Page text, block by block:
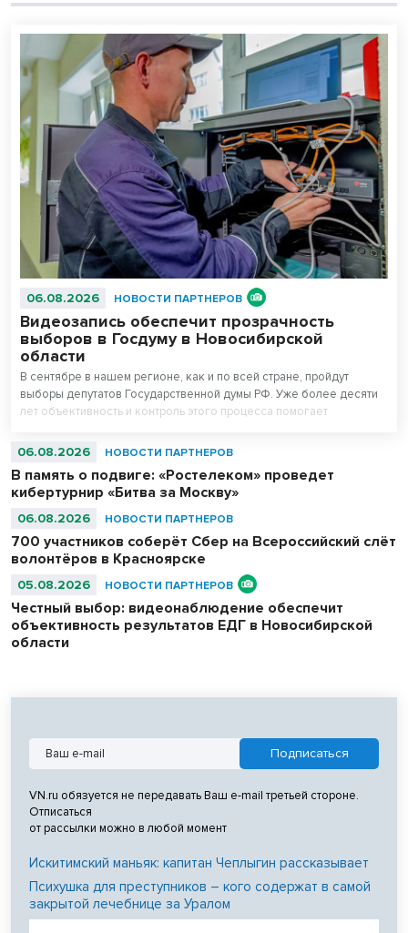
06.08.2026 НОВОСТИ ПАРТНЕРОВ
Видеозапись обеспечит прозрачность
выборов в Госдуму в Новосибирской
области
В сентябре в нашем регионе, как и по всей стране, пройдут
выборы депутатов Государственной думы РФ. Уже более десяти
лет объективность и контроль этого процесса помогает
избирательных участках.
06.08.2026 НОВОСТИ ПАРТНЕРОВ
В память о подвиге: «Ростелеком» проведет
кибертурнир «Битва за Москву»
06.08.2026 НОВОСТИ ПАРТНЕРОВ
700 участников соберёт Сбер на Всероссийский слёт
волонтёров в Красноярске
05.08.2026 НОВОСТИ ПАРТНЕРОВ
Честный выбор: видеонаблюдение обеспечит
объективность результатов ЕДГ в Новосибирской
области
VN.ru обязуется не передавать Ваш e-mail третьей стороне.
Отписаться
от рассылки можно в любой момент
Искитимский маньяк: капитан Чеплыгин рассказывает
Психушка для преступников – кого содержат в самой
закрытой лечебнице за Уралом